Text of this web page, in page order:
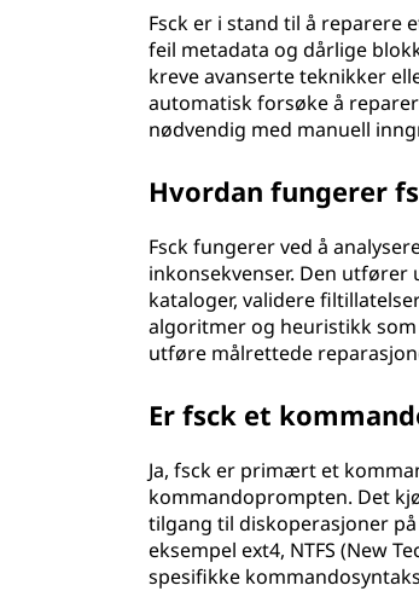
Fsck er i stand til å reparere
feil metadata og dårlige
kreve avanserte teknikker
automatisk forsøke å
nødvendig med manuell
Hvordan fungerer
Fsck fungerer ved å
inkonsekvenser. Den
kataloger, validere
algoritmer og heuristikk
utføre målrettede
Er fsck et
Ja, fsck er primært et
kommandoprompten. Det
tilgang til diskoperasjoner
eksempel ext4, NTFS (New
spesifikke